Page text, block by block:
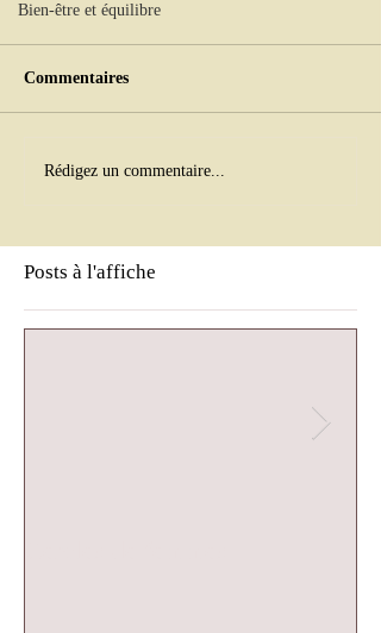
Bien-être et équilibre
Commentaires
Rédigez un commentaire...
Posts à l'affiche